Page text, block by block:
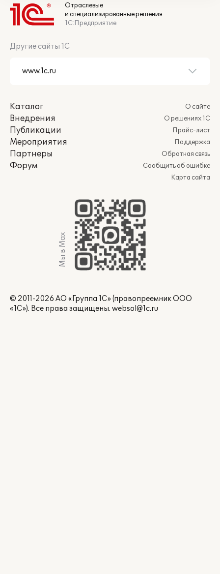
Отраслевые
и специализированные решения
1С:Предприятие
Другие сайты 1С
Каталог
Внедрения
Публикации
Мероприятия
Партнеры
Форум
О сайте
О решениях 1С
Прайс-лист
Поддержка
Обратная связь
Сообщить об ошибке
Карта сайта
Мы в Max
© 2011-2026 АО «Группа 1С» (правопреемник ООО
«1С»). Все права защищены. websol@1c.ru